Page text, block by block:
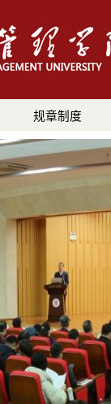
规章制度